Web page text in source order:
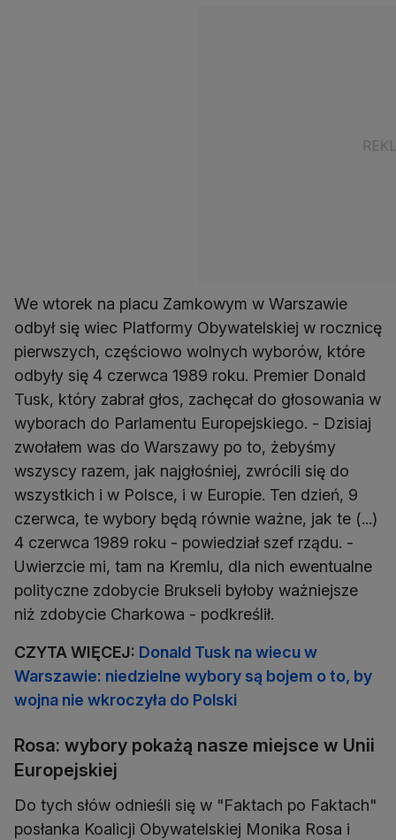
We wtorek na placu Zamkowym w Warszawie
odbył się wiec Platformy Obywatelskiej w rocznicę
pierwszych, częściowo wolnych wyborów, które
odbyły się 4 czerwca 1989 roku. Premier Donald
Tusk, który zabrał głos, zachęcał do głosowania w
wyborach do Parlamentu Europejskiego. - Dzisiaj
zwołałem was do Warszawy po to, żebyśmy
wszyscy razem, jak najgłośniej, zwrócili się do
wszystkich i w Polsce, i w Europie. Ten dzień, 9
czerwca, te wybory będą równie ważne, jak te (...)
4 czerwca 1989 roku - powiedział szef rządu. -
Uwierzcie mi, tam na Kremlu, dla nich ewentualne
polityczne zdobycie Brukseli byłoby ważniejsze
niż zdobycie Charkowa - podkreślił.
CZYTA WIĘCEJ: Donald Tusk na wiecu w
Warszawie: niedzielne wybory są bojem o to, by
wojna nie wkroczyła do Polski
Rosa: wybory pokażą nasze miejsce w Unii
Europejskiej
Do tych słów odnieśli się w "Faktach po Faktach"
posłanka Koalicji Obywatelskiej Monika Rosa i